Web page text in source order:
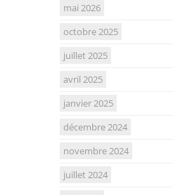
mai 2026
octobre 2025
juillet 2025
avril 2025
janvier 2025
décembre 2024
novembre 2024
juillet 2024